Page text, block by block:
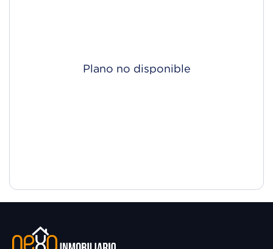
Plano no disponible